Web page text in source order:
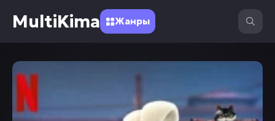
MultiKima Жанры